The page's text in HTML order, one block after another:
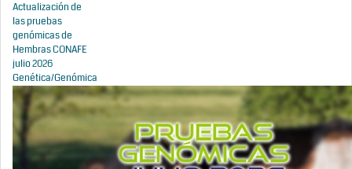
Actualización de
las pruebas
genómicas de
Hembras CONAFE
julio 2026
Genética/Genómica